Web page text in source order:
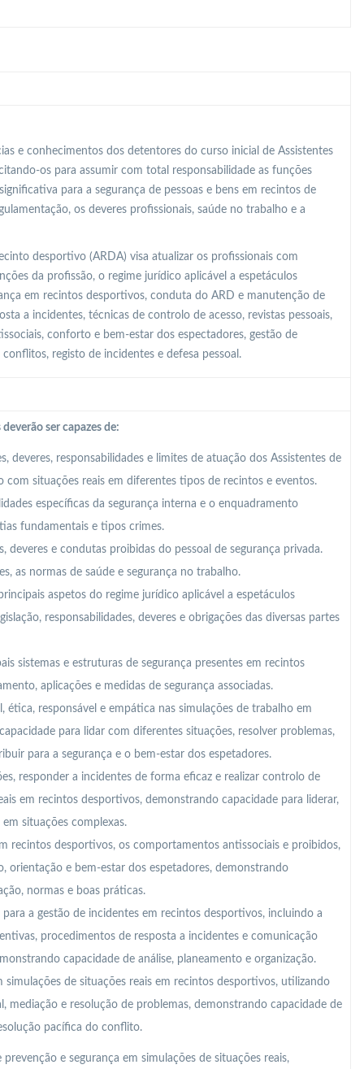
e conhecimentos dos detentores do curso inicial de Assistentes
os para assumir com total responsabilidade as funções
para a segurança de pessoas e bens em recintos de
os deveres profissionais, saúde no trabalho e a
desportivo (ARDA) visa atualizar os profissionais com
da profissão, o regime jurídico aplicável a espetáculos
em recintos desportivos, conduta do ARD e manutenção de
a incidentes, técnicas de controlo de acesso, revistas pessoais,
conforto e bem-estar dos espectadores, gestão de
registo de incidentes e defesa pessoal.
ser capazes de:
deveres, responsabilidades e limites de atuação dos Assistentes de
situações reais em diferentes tipos de recintos e eventos.
específicas da segurança interna e o enquadramento
fundamentais e tipos crimes.
deveres e condutas proibidas do pessoal de segurança privada.
as normas de saúde e segurança no trabalho.
aspetos do regime jurídico aplicável a espetáculos
responsabilidades, deveres e obrigações das diversas partes
sistemas e estruturas de segurança presentes em recintos
aplicações e medidas de segurança associadas.
responsável e empática nas simulações de trabalho em
para lidar com diferentes situações, resolver problemas,
para a segurança e o bem-estar dos espetadores.
responder a incidentes de forma eficaz e realizar controlo de
em recintos desportivos, demonstrando capacidade para liderar,
situações complexas.
recintos desportivos, os comportamentos antissociais e proibidos,
orientação e bem-estar dos espetadores, demonstrando
normas e boas práticas.
a gestão de incidentes em recintos desportivos, incluindo a
procedimentos de resposta a incidentes e comunicação
capacidade de análise, planeamento e organização.
de situações reais em recintos desportivos, utilizando
mediação e resolução de problemas, demonstrando capacidade de
pacífica do conflito.
e segurança em simulações de situações reais,